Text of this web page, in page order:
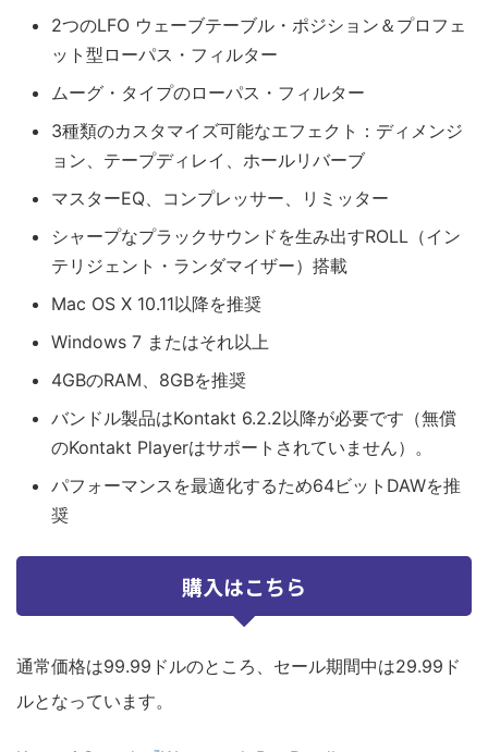
2つのLFO ウェーブテーブル・ポジション＆プロフェ
ット型ローパス・フィルター
ムーグ・タイプのローパス・フィルター
3種類のカスタマイズ可能なエフェクト：ディメンジ
ョン、テープディレイ、ホールリバーブ
マスターEQ、コンプレッサー、リミッター
シャープなプラックサウンドを生み出すROLL（イン
テリジェント・ランダマイザー）搭載
Mac OS X 10.11以降を推奨
Windows 7 またはそれ以上
4GBのRAM、8GBを推奨
バンドル製品はKontakt 6.2.2以降が必要です（無償
のKontakt Playerはサポートされていません）。
パフォーマンスを最適化するため64ビットDAWを推
奨
購入はこちら
通常価格は99.99ドルのところ、セール期間中は29.99ド
ルとなっています。